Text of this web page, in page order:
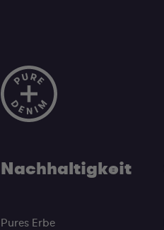
Nachhaltigkeit
Pures Erbe